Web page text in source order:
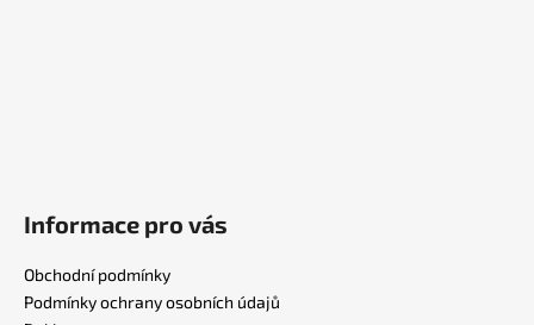
Informace pro vás
Obchodní podmínky
Podmínky ochrany osobních údajů